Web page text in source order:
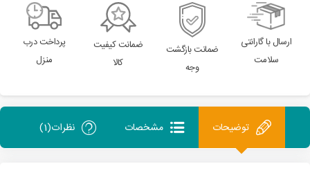
ارسال با گارانتی
سلامت
ضمانت بازگشت
وجه
ضمانت کیفیت
کالا
پرداخت درب
منزل
توضیحات مشخصات نظرات(1)